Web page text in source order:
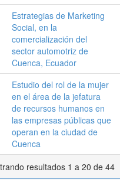
Estrategias de Marketing
Social, en la
comercialización del
sector automotriz de
Cuenca, Ecuador
Estudio del rol de la mujer
en el área de la jefatura
de recursos humanos en
las empresas públicas que
operan en la ciudad de
Cuenca
resultados 1 a 20 de 44